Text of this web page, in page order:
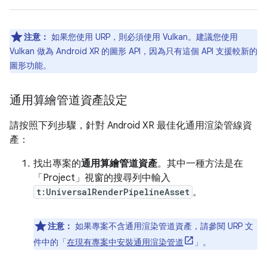
注意： 如果您使用 URP，則必須使用 Vulkan。建議您使用
Vulkan 做為 Android XR 的圖形 API，因為只有這個 API 支援較新的
圖形功能。
通用算繪管道資產設定
請按照下列步驟，針對 Android XR 最佳化通用渲染管線資
產：
找出專案的通用算繪管道資產。其中一種方法是在
「Project」 視窗的搜尋列中輸入
t:UniversalRenderPipelineAsset 。
注意： 如果專案不含通用渲染管道資產，請參閱 URP 文
件中的「在現有專案中安裝通用渲染管道 」。